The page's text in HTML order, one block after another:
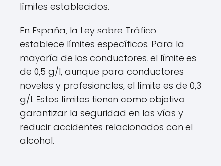
límites establecidos.
En España, la Ley sobre Tráfico
establece límites específicos. Para la
mayoría de los conductores, el límite es
de 0,5 g/l, aunque para conductores
noveles y profesionales, el límite es de 0,3
g/l. Estos límites tienen como objetivo
garantizar la seguridad en las vías y
reducir accidentes relacionados con el
alcohol.